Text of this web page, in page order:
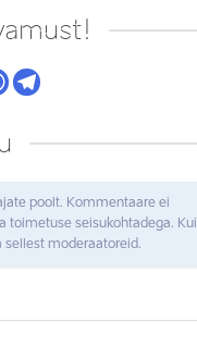
poolt. Kommentaare ei
toimetuse seisukohtadega. Kui
moderaatoreid.